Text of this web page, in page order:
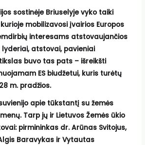
sostinėje Briuselyje vyko taiki
mobilizavosi įvairios Europos
interesams atstovaujančios
lyderiai, atstovai, pavieniai
buvo tas pats – išreikšti
ES biudžetui, kuris turėtų
m. pradžios.
apie tūkstantį su žemės
Tarp jų ir Lietuvos Žemės ūkio
pirmininkas dr. Arūnas Svitojus,
Baravykas ir Vytautas